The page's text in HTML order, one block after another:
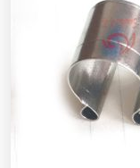
trançado nos
silício. O
Limitação de
inoxidável